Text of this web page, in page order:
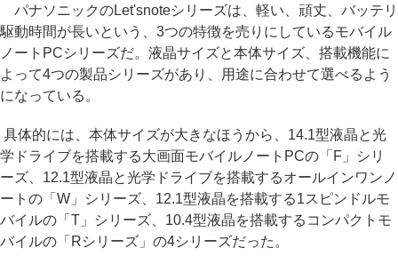
パナソニックのLet'snoteシリーズは、軽い、頑丈、バッテリ
駆動時間が長いという、3つの特徴を売りにしているモバイル
ノートPCシリーズだ。液晶サイズと本体サイズ、搭載機能に
よって4つの製品シリーズがあり、用途に合わせて選べるよう
になっている。
具体的には、本体サイズが大きなほうから、14.1型液晶と光
学ドライブを搭載する大画面モバイルノートPCの「F」シリ
ーズ、12.1型液晶と光学ドライブを搭載するオールインワンノ
ートの「W」シリーズ、12.1型液晶を搭載する1スピンドルモ
バイルの「T」シリーズ、10.4型液晶を搭載するコンパクトモ
バイルの「Rシリーズ」の4シリーズだった。